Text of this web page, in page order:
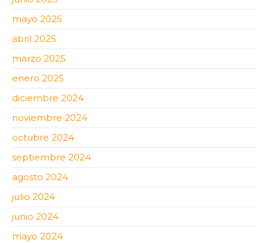
mayo 2025
abril 2025
marzo 2025
enero 2025
diciembre 2024
noviembre 2024
octubre 2024
septiembre 2024
agosto 2024
julio 2024
junio 2024
mayo 2024